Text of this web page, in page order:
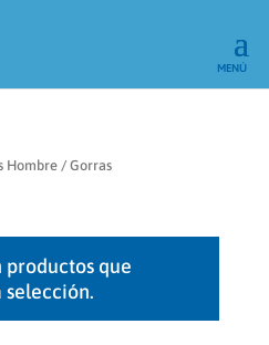
Hombre/ Gorras
productos que
selección.